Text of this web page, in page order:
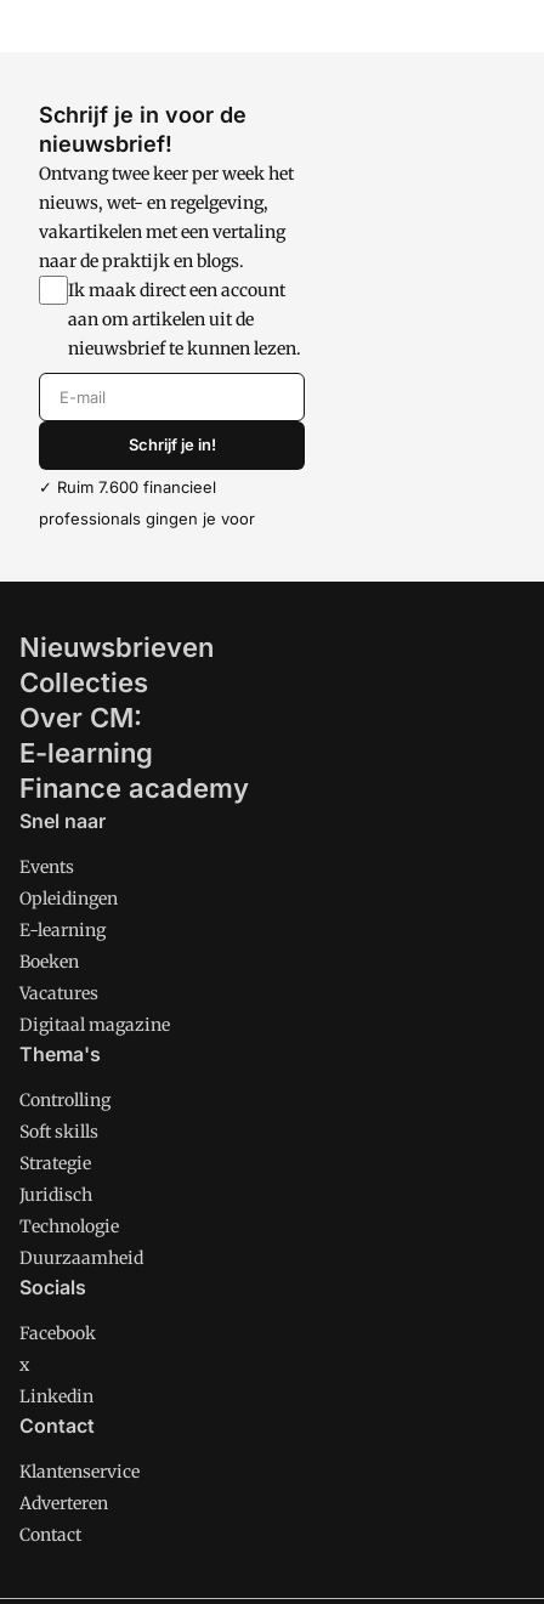
Schrijf je in voor de
nieuwsbrief!
Ontvang twee keer per week het
nieuws, wet- en regelgeving,
vakartikelen met een vertaling
naar de praktijk en blogs.
Ik maak direct een account
aan om artikelen uit de
nieuwsbrief te kunnen lezen.
E-mail
Schrijf je in!
✓ Ruim 7.600 financieel
professionals gingen je voor
Nieuwsbrieven
Collecties
Over CM:
E-learning
Finance academy
Snel naar
Events
Opleidingen
E-learning
Boeken
Vacatures
Digitaal magazine
Thema's
Controlling
Soft skills
Strategie
Juridisch
Technologie
Duurzaamheid
Socials
Facebook
x
Linkedin
Contact
Klantenservice
Adverteren
Contact